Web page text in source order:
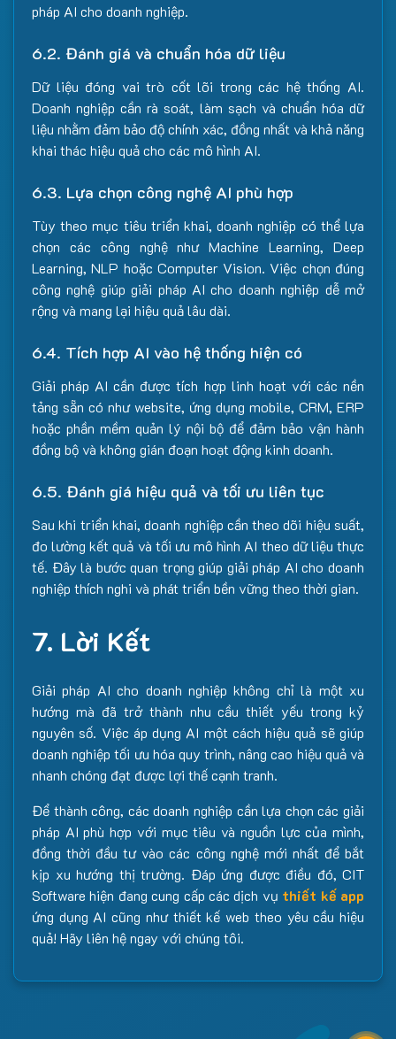
pháp AI cho doanh nghiệp.
6.2. Đánh giá và chuẩn hóa dữ liệu
Dữ liệu đóng vai trò cốt lõi trong các hệ thống AI.
Doanh nghiệp cần rà soát, làm sạch và chuẩn hóa dữ
liệu nhằm đảm bảo độ chính xác, đồng nhất và khả năng
khai thác hiệu quả cho các mô hình AI.
6.3. Lựa chọn công nghệ AI phù hợp
Tùy theo mục tiêu triển khai, doanh nghiệp có thể lựa
chọn các công nghệ như Machine Learning, Deep
Learning, NLP hoặc Computer Vision. Việc chọn đúng
công nghệ giúp giải pháp AI cho doanh nghiệp dễ mở
rộng và mang lại hiệu quả lâu dài.
6.4. Tích hợp AI vào hệ thống hiện có
Giải pháp AI cần được tích hợp linh hoạt với các nền
tảng sẵn có như website, ứng dụng mobile, CRM, ERP
hoặc phần mềm quản lý nội bộ để đảm bảo vận hành
đồng bộ và không gián đoạn hoạt động kinh doanh.
6.5. Đánh giá hiệu quả và tối ưu liên tục
Sau khi triển khai, doanh nghiệp cần theo dõi hiệu suất,
đo lường kết quả và tối ưu mô hình AI theo dữ liệu thực
tế. Đây là bước quan trọng giúp giải pháp AI cho doanh
nghiệp thích nghi và phát triển bền vững theo thời gian.
7. Lời Kết
Giải pháp AI cho doanh nghiệp không chỉ là một xu
hướng mà đã trở thành nhu cầu thiết yếu trong kỷ
nguyên số. Việc áp dụng AI một cách hiệu quả sẽ giúp
doanh nghiệp tối ưu hóa quy trình, nâng cao hiệu quả và
nhanh chóng đạt được lợi thế cạnh tranh.
Để thành công, các doanh nghiệp cần lựa chọn các giải
pháp AI phù hợp với mục tiêu và nguồn lực của mình,
đồng thời đầu tư vào các công nghệ mới nhất để bắt
kịp xu hướng thị trường. Đáp ứng được điều đó, CIT
Software hiện đang cung cấp các dịch vụ thiết kế app
ứng dụng AI cũng như thiết kế web theo yêu cầu hiệu
quả! Hãy liên hệ ngay với chúng tôi.